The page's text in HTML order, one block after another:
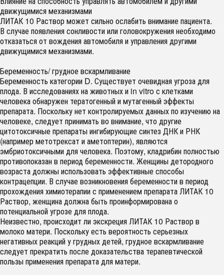
движущимися механизмами
ЛИТАК 10 Раствор может сильно ослабить внимание пациента.
В случае появления сонливости или головокружения необходимо
отказаться от вождения автомобиля и управления другими
движущимися механизмами.
Беременность/ грудное вскармливание
Беременность категории D. Существует очевидная угроза для
плода. В исследованиях на животных и in vitro с клетками
человека обнаружен тератогенный и мутагенный эффекты
препарата. Поскольку нет контролируемых данных по изучению на
человеке, следует принимать во внимание, что другие
цитотоксичные препараты ингибирующие синтез ДНК и РНК
(например метотрексат и аметоптерин), являются
эмбриотоксичными для человека. Поэтому, кладрибин полностью
противопоказан в период беременности. Женщины детородного
возраста должны использовать эффективные способы
контрацепции. В случае возникновения беременности в период
прохождения химиотерапии с применением препарата ЛИТАК 10
Раствор, женщина должна быть проинформирована о
потенциальной угрозе для плода.
Неизвестно, происходит ли экскреция ЛИТАК 10 Раствор в
молоко матери. Поскольку есть вероятность серьезных
негативных реакций у грудных детей, грудное вскармливание
следует прекратить после доказательства терапевтической
пользы применения препарата для матери.